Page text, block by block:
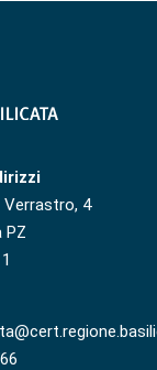
Verrastro, 4
PZ